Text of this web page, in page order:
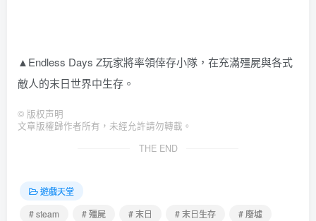
▲Endless Days Z玩家將率領倖存小隊，在充滿殭屍與各式
敵人的末日世界中生存。
© 版权声明
文章版權歸作者所有，未經允許請勿轉載。
THE END
遊戲天堂
# steam
# 殭屍 # 末日 # 末日生存
# 廢墟